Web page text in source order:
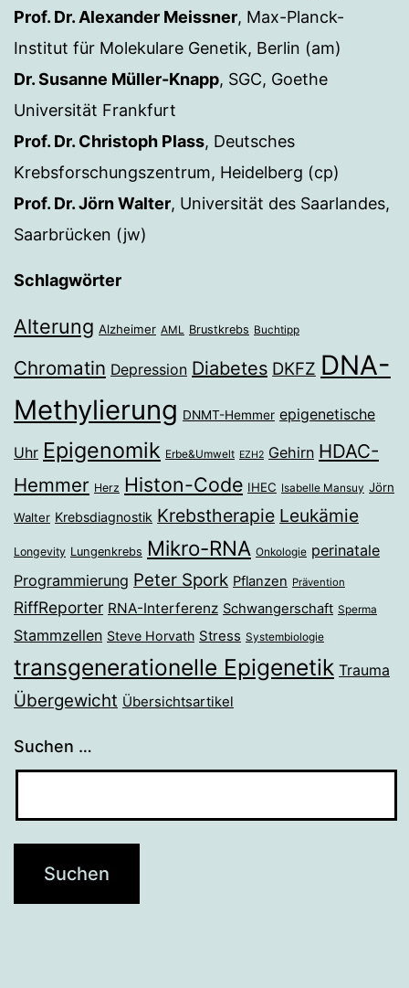
Prof. Dr. Alexander Meissner, Max-Planck-
Institut für Molekulare Genetik, Berlin (am)
Dr. Susanne Müller-Knapp, SGC, Goethe
Universität Frankfurt
Prof. Dr. Christoph Plass, Deutsches
Krebsforschungszentrum, Heidelberg (cp)
Prof. Dr. Jörn Walter, Universität des Saarlandes,
Saarbrücken (jw)
Schlagwörter
Alterung Alzheimer AML Brustkrebs Buchtipp
Chromatin Depression Diabetes DKFZ DNA-
Methylierung DNMT-Hemmer epigenetische
Uhr Epigenomik Erbe&Umwelt EZH2 Gehirn HDAC-
Hemmer Herz Histon-Code IHEC Isabelle Mansuy Jörn
Walter Krebsdiagnostik Krebstherapie Leukämie
Longevity Lungenkrebs Mikro-RNA Onkologie perinatale
Programmierung Peter Spork Pflanzen Prävention
RiffReporter RNA-Interferenz Schwangerschaft Sperma
Stammzellen Steve Horvath Stress Systembiologie
transgenerationelle Epigenetik Trauma
Übergewicht Übersichtsartikel
Suchen …